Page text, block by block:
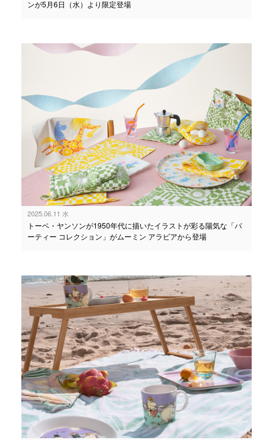
ンが5月6日（水）より限定登場
2025.06.11 水
トーベ・ヤンソンが1950年代に描いたイラストが彩る陽気な「パ
ーティー コレクション」がムーミン アラビアから登場